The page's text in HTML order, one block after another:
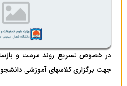
در خصوص تسریع روند مرمت و
جهت برگزاری کلاسهای آموزشی